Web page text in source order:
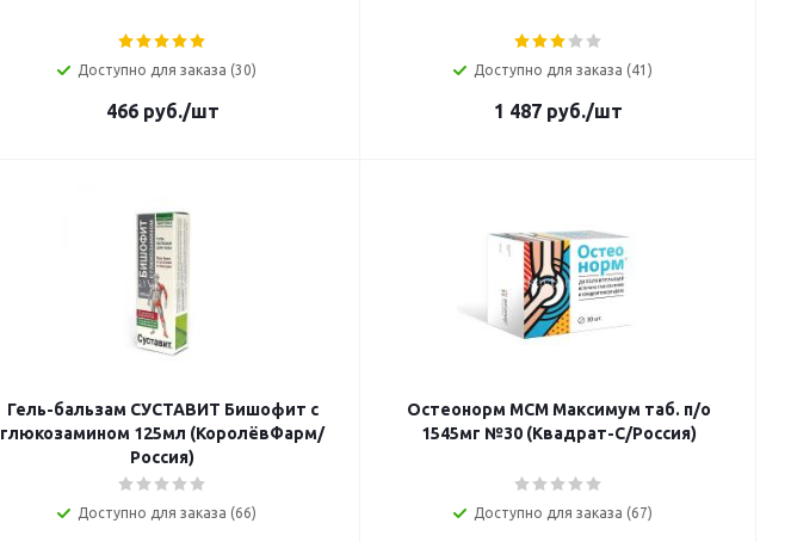
Доступно для заказа (30)
466руб./шт
Доступно для заказа (41)
1 487 руб./шт
Гель-бальзам СУСТАВИТ Бишофит с
глюкозамином 125мл (КоролёвФарм/
Россия)
Доступно для заказа (66)
Остеонорм МСМ Максимум таб. п/о
1545мг №30 (Квадрат-С/Россия)
Доступно для заказа (67)